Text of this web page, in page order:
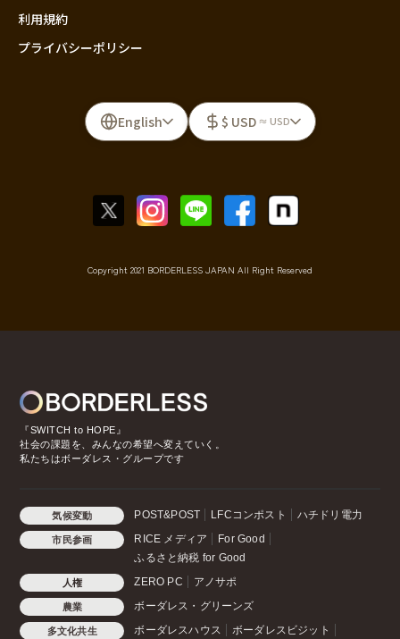
利用規約
プライバシーポリシー
English $ USD ≈ USD
Copyright 2021 BORDERLESS JAPAN All Right Reserved
『SWITCH to HOPE』
社会の課題を、みんなの希望へ変えていく。
私たちはボーダレス・グループです
気候変動 POST&POST LFCコンポスト ハチドリ電力
市民参画 RICE メディア
For Good
ふるさと納税 for Good
人権 ZERO PC アノサポ
農業 ボーダレス・グリーンズ
多文化共生 ボーダレスハウス
ボーダレスビジット